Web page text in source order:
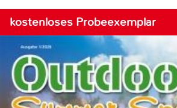
kostenloses Probeexemplar